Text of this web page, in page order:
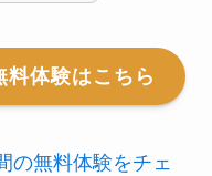
体験はこちら
の無料体験をチェ